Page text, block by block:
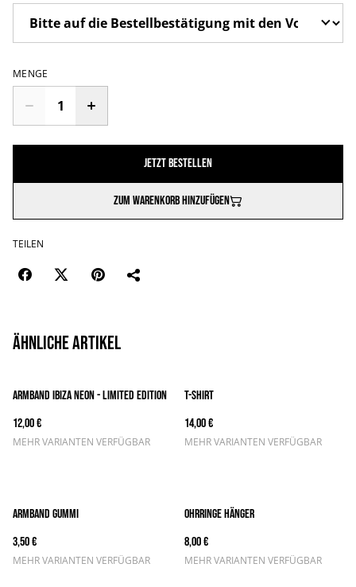
MENGE
Jetzt bestellen
Zum Warenkorb hinzufügen
TEILEN
Ähnliche Artikel
Armband Ibiza Neon - Limited Edition
12,00 €
MEHR VARIANTEN VERFÜGBAR
T-Shirt
14,00 €
MEHR VARIANTEN VERFÜGBAR
Armband Gummi
3,50 €
MEHR VARIANTEN VERFÜGBAR
Ohrringe Hänger
8,00 €
MEHR VARIANTEN VERFÜGBAR